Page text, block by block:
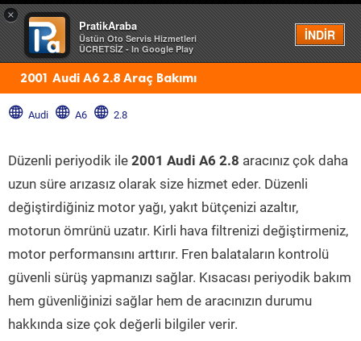
×
PratikAraba
Üstün Oto Servis Hizmetleri
ÜCRETSİZ - In Google Play
İNDİR
Menü
2001 Audi A6 2.8 Araç Bakımı
Audi A6 2.8
Düzenli periyodik ile 2001 Audi A6 2.8 aracınız çok daha
uzun süre arızasız olarak size hizmet eder. Düzenli
değiştirdiğiniz motor yağı, yakıt bütçenizi azaltır,
motorun ömrünü uzatır. Kirli hava filtrenizi değiştirmeniz,
motor performansını arttırır. Fren balataların kontrolü
güvenli sürüş yapmanızı sağlar. Kısacası periyodik bakım
hem güvenliğinizi sağlar hem de aracınızın durumu
hakkında size çok değerli bilgiler verir.